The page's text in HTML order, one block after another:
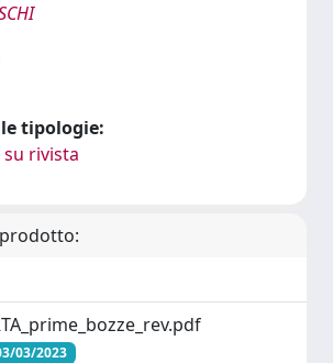
tipologie:
rivista
03/2023